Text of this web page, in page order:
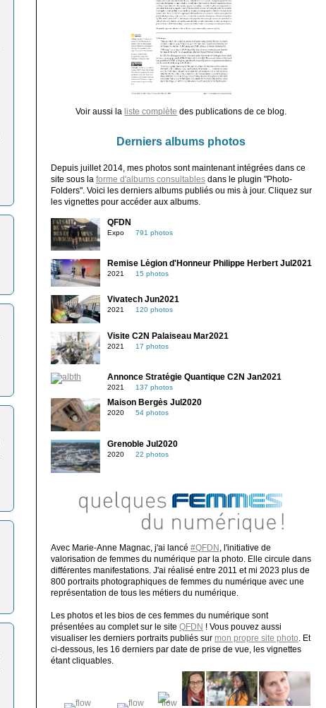
Voir aussi la liste complète des publications de ce blog.
Derniers albums photos
Depuis juillet 2014, mes photos sont maintenant intégrées dans ce
site sous la forme d'albums consultablesdans le plugin "Photo-
Folders". Voici les derniers albums publiés ou mis à jour. Cliquez sur
les vignettes pour accéder aux albums.
QFDN
Expo 791 photos
Remise Légion d'Honneur Philippe Herbert Jul2021
2021 15 photos
Vivatech Jun2021
2021 120 photos
Visite C2N Palaiseau Mar2021
2021 17 photos
Annonce Stratégie Quantique C2N Jan2021
2021 137 photos
Maison Bergès Jul2020
2020 54 photos
Grenoble Jul2020
2020 22 photos
Avec Marie-Anne Magnac, j'ai lancé #QFDN
, l'initiative de
valorisation de femmes du numérique par la photo. Elle circule dans
différentes manifestations. J'ai réalisé entre 2011 et mi 2023 plus de
800 portraits photographiques de femmes du numérique avec une
représentation de tous les métiers du numérique.
Les photos et les bios de ces femmes du numérique sont
présentées au complet sur le site QFDN ! Vous pouvez aussi
visualiser les derniers portraits publiés sur mon propre site photo . Et
ci-dessous, les 16 derniers par date de prise de vue, les vignettes
étant cliquables.